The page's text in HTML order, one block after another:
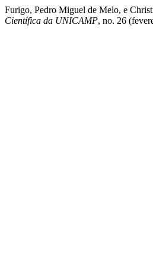
Furigo, Pedro Miguel de Melo, e
Científica da UNICAMP, no. 26